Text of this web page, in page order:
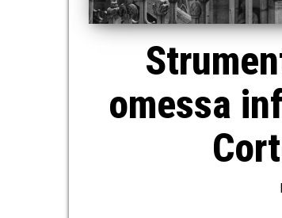
omessa